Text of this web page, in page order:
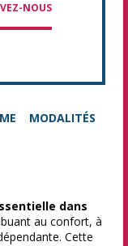
NOUS
MODALITÉS
dans
au confort, à
Cette